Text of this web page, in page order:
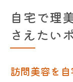
自宅で理
さえたい
訪問美容を